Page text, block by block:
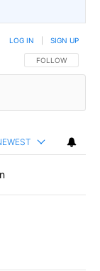
FOLLOW THIS
FOLLOW
LOG IN SIGN UP